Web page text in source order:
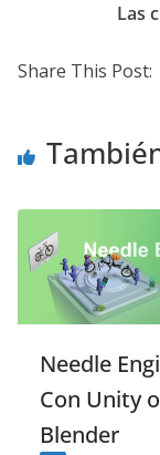
Las
Share This Post:
Engine
Unity o